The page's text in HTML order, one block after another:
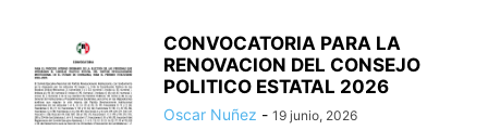
CONVOCATORIA PARA LA
RENOVACION DEL CONSEJO
POLITICO ESTATAL 2026
Oscar Nuñez - 19 junio, 2026